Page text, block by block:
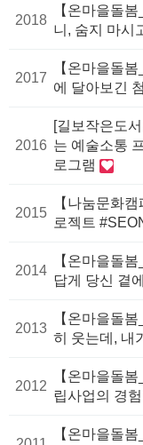
2018
【온마을돌
니, 숨지 마시
2017
【온마을돌
에 달아보긴
2016
[길보작은도
는 예술소통
로그램
2015
【나눔문화
로젝트
2014
【온마을돌
답게 당신 곁
2013
【온마을돌
히 웃는데, 내
2012
【온마을돌
립사업의 경
【온마을돌